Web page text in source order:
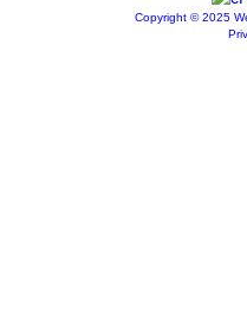
Copyright © 2025